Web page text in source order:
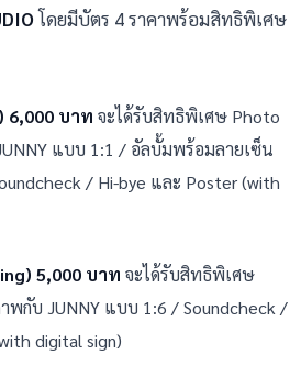
โดยมีบัตร 4 ราคาพร้อมสิทธิพิเศษ
6,000 บาท จะได้รับสิทธิพิเศษ Photo
แบบ 1:1 / อัลบั้มพร้อมลายเซ็น
/ Hi-bye และ Poster (with
5,000 บาท จะได้รับสิทธิพิเศษ
พกับ JUNNY แบบ 1:6 / Soundcheck /
digital sign)